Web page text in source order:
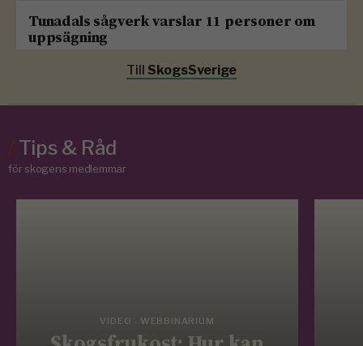
Tunadals sågverk varslar 11 personer om
uppsägning
Till SkogsSverige
/Tips & Råd
för skogens medlemmar
VIDEO - WEBBINARIUM